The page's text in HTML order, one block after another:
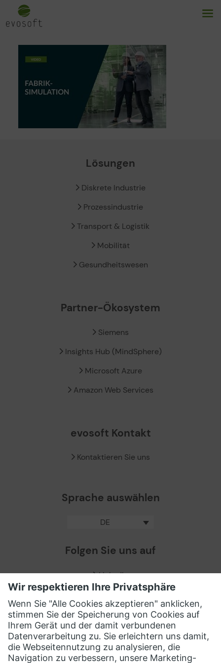
Lösungen
Diskrete Industrie
Prozessindustrie
Transport & Logistik
Mobilität
Gesundheitswesen
Partner-Ökosystem
Siemens
Insights Hub (MindSphere)
Microsoft Azure
Amazon Web Services
evosoft Kontakt
Kontaktieren Sie uns
Sprache auswählen
DE
Folgen Sie uns auf
LinkedIn
Facebook
X / Twitter
XING